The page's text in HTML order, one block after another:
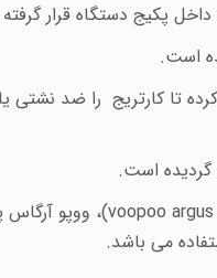
پکیج دستگاه قرار
.
تا کارتریج را ضد نشتی
voopoo)، ووپو آرگاس
می باشد.